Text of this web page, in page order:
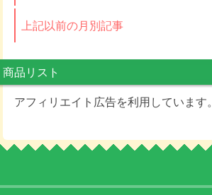
上記以前の月別記事
商品リスト
アフィリエイト広告を利用しています。